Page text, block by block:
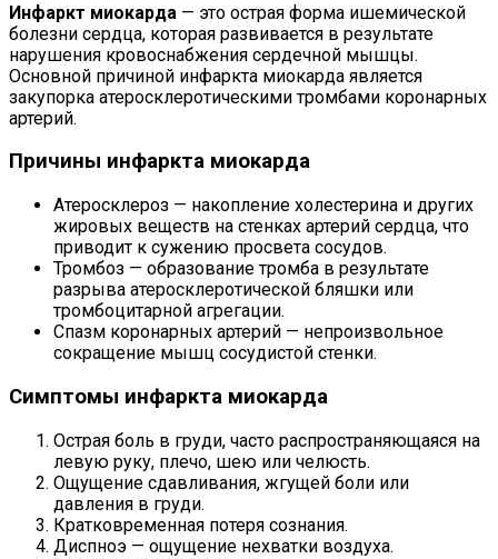
Инфаркт миокарда — это острая форма ишемической
болезни сердца, которая развивается в результате
нарушения кровоснабжения сердечной мышцы.
Основной причиной инфаркта миокарда является
закупорка атеросклеротическими тромбами коронарных
артерий.
Причины инфаркта миокарда
Атеросклероз — накопление холестерина и других
жировых веществ на стенках артерий сердца, что
приводит к сужению просвета сосудов.
Тромбоз — образование тромба в результате
разрыва атеросклеротической бляшки или
тромбоцитарной агрегации.
Спазм коронарных артерий — непроизвольное
сокращение мышц сосудистой стенки.
Симптомы инфаркта миокарда
Острая боль в груди, часто распространяющаяся на
левую руку, плечо, шею или челюсть.
Ощущение сдавливания, жгущей боли или
давления в груди.
Кратковременная потеря сознания.
Диспноэ — ощущение нехватки воздуха.